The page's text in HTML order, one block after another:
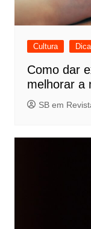
Cultura
Como dar
melhorar a
SB em